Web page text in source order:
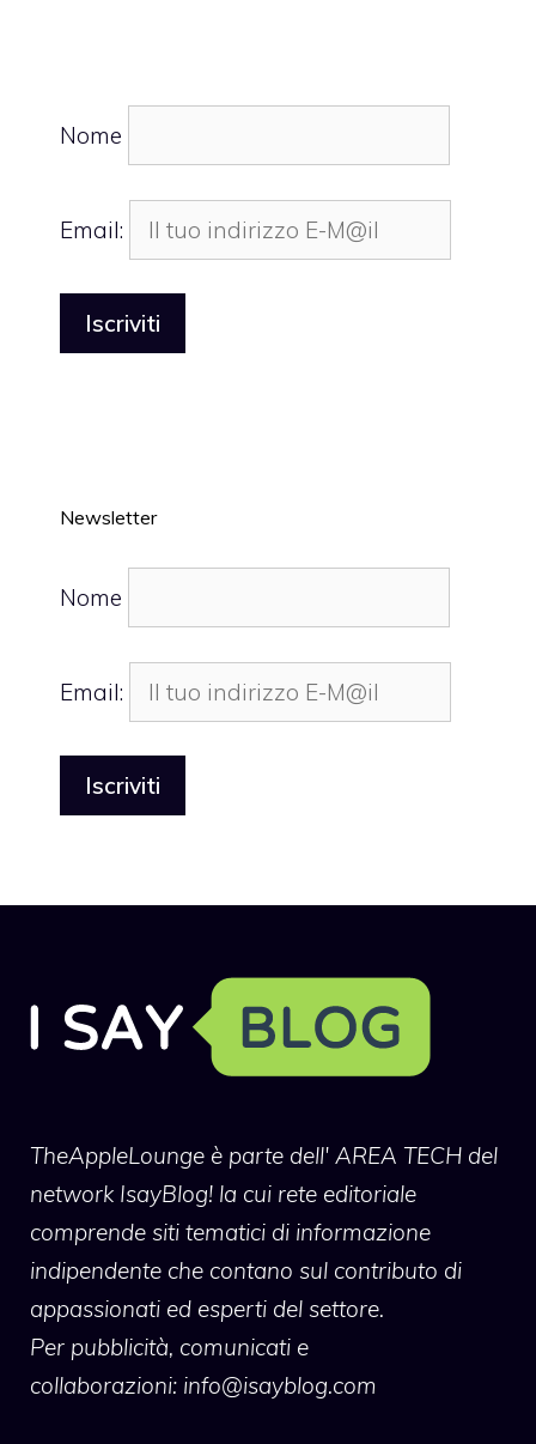
Nome
Email:
Newsletter
Nome
Email:
TheAppleLounge è parte dell' AREA TECH del
network IsayBlog! la cui rete editoriale
comprende siti tematici di informazione
indipendente che contano sul contributo di
appassionati ed esperti del settore.
Per pubblicità, comunicati e
collaborazioni: info@isayblog.com